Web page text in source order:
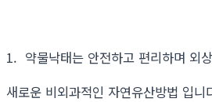
1. 약물낙태는 안전하고 편리하며 외
새로운 비외과적인 자연유산방법 입니